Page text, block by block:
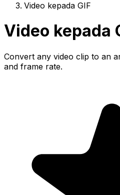
Video kepada GIF
Video kepada
Convert any video clip to an
and frame rate.